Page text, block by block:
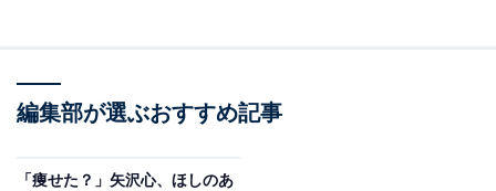
編集部が選ぶおすすめ記事
「痩せた？」矢沢心、ほしのあ